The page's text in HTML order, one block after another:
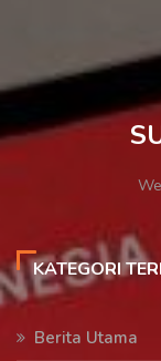
KATEGORI
Berita Utama